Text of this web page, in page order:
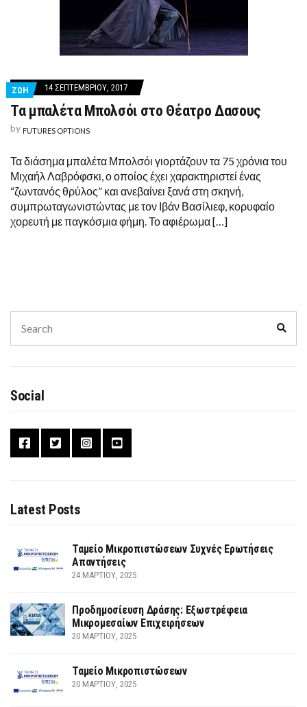
ΖΩΗ 14 ΣΕΠΤΕΜΒΡΊΟΥ, 2017
Τα μπαλέτα Μπολσόι στο Θέατρο Δασους
by FUTURES OPTIONS
Τα διάσημα μπαλέτα Μπολσόι γιορτάζουν τα 75 χρόνια του
Μιχαήλ Λαβρόφσκι, ο οποίος έχει χαρακτηριστεί ένας
“ζωντανός θρύλος” και ανεβαίνει ξανά στη σκηνή,
συμπρωταγωνιστώντας με τον Ιβάν Βασίλιεφ, κορυφαίο
χορευτή με παγκόσμια φήμη. Το αφιέρωμα […]
for:
Social
Latest Posts
Ταμείο Μικροπιστώσεων Συχνές Ερωτήσεις
Απαντήσεις
24 ΜΑΡΤΊΟΥ, 2025
Προδημοσίευση Δράσης: Εξωστρέφεια
Μικρομεσαίων Επιχειρήσεων
20 ΜΑΡΤΊΟΥ, 2025
Ταμείο Μικροπιστώσεων
20 ΜΑΡΤΊΟΥ, 2025